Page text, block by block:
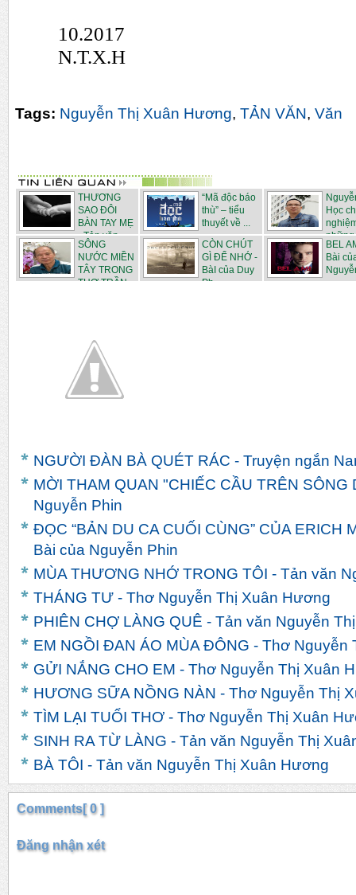
10.2017
N.T.X.H
Tags: Nguyễn Thị Xuân Hương, TẢN VĂN, Văn
THƯƠNG
SAO ĐÔI
BÀN TAY MẸ
- Tản văn...
“Mã độc báo
thù” – tiểu
thuyết về ...
Học
những
SÔNG
NƯỚC MIỀN
TÂY TRONG
THƠ TRẦN
CÒN CHÚT
GÌ ĐỂ NHỚ -
BàI của Duy
Ph...
BEL
Bài
NGƯỜI ĐÀN BÀ QUÉT RÁC - Truyện ngắn
MỜI THAM QUAN "CHIẾC CẦU TRÊN SÔNG
Nguyễn Phin
ĐỌC “BẢN DU CA CUỐI CÙNG” CỦA ERICH
Bài của Nguyễn Phin
MÙA THƯƠNG NHỚ TRONG TÔI - Tản văn
THÁNG TƯ - Thơ Nguyễn Thị Xuân Hương
PHIÊN CHỢ LÀNG QUÊ - Tản văn Nguyễn
EM NGỒI ĐAN ÁO MÙA ĐÔNG - Thơ Nguyễn
GỬI NẮNG CHO EM - Thơ Nguyễn Thị Xuân
HƯƠNG SỮA NỒNG NÀN - Thơ Nguyễn Thị
TÌM LẠI TUỔI THƠ - Thơ Nguyễn Thị Xuân
SINH RA TỪ LÀNG - Tản văn Nguyễn Thị
BÀ TÔI - Tản văn Nguyễn Thị Xuân Hương
Comments[ 0 ]
Đăng nhận xét